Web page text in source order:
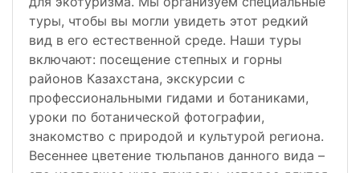
туры, чтобы вы могли увидеть этот редкий
вид в его естественной среде. Наши туры
включают: посещение степных и горны
районов Казахстана, экскурсии с
профессиональными гидами и ботаниками,
уроки по ботанической фотографии,
знакомство с природой и культурой региона.
Весеннее цветение тюльпанов данного вида –